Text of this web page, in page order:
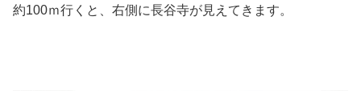
約100ｍ行くと、右側に長谷寺が見えてきます。